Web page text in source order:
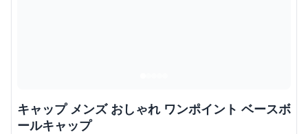
キャップ メンズ おしゃれ ワンポイント ベースボ
ールキャップ